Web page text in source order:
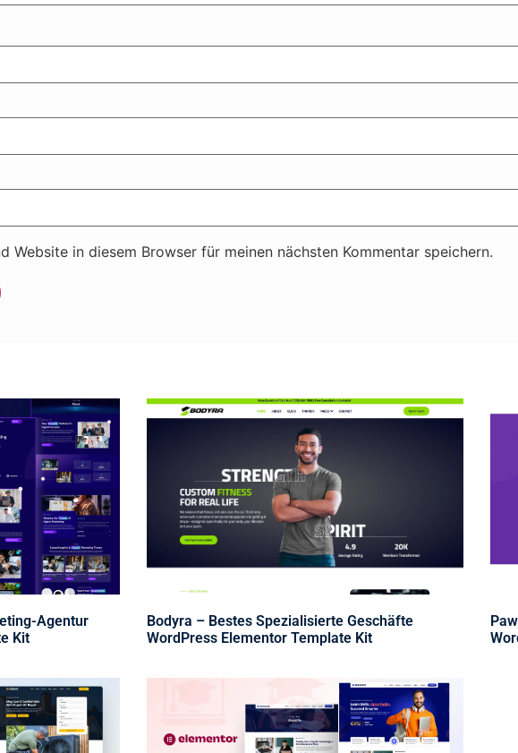
Website in diesem Browser für meinen nächsten Kommentar speichern.
Agentur
Kit
Bodyra – Bestes Spezialisierte Geschäfte
WordPress Elementor Template Kit